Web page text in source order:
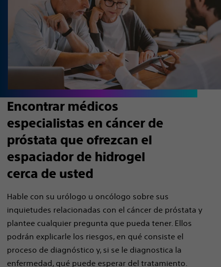
Encontrar médicos
especialistas en cáncer de
próstata que ofrezcan el
espaciador de hidrogel
cerca de usted
Hable con su urólogo u oncólogo sobre sus
inquietudes relacionadas con el cáncer de próstata y
plantee cualquier pregunta que pueda tener. Ellos
podrán explicarle los riesgos, en qué consiste el
proceso de diagnóstico y, si se le diagnostica la
enfermedad, qué puede esperar del tratamiento.